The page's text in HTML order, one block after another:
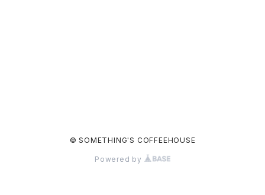
© SOMETHING'S COFFEEHOUSE
Powered by